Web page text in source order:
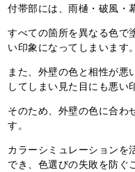
付帯部には、雨樋・破風・
すべての箇所を異なる色で
い印象になってしまいます。
また、外壁の色と相性が悪
してしまい見た目にも悪い
そのため、外壁の色に合わ
す。
カラーシミュレーションを
でき、色選びの失敗を防ぐ